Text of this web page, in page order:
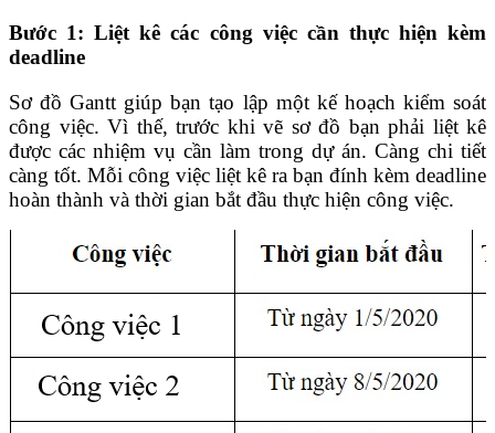
Bước 1: Liệt kê các công việc cần thực hiện kèm
deadline
Sơ đồ Gantt giúp bạn tạo lập một kế hoạch kiểm soát
công việc. Vì thế, trước khi vẽ sơ đồ bạn phải liệt kê
được các nhiệm vụ cần làm trong dự án. Càng chi tiết
càng tốt. Mỗi công việc liệt kê ra bạn đính kèm deadline
hoàn thành và thời gian bắt đầu thực hiện công việc.